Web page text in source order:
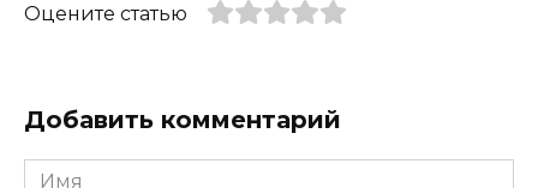
Оцените статью
Добавить комментарий
Имя